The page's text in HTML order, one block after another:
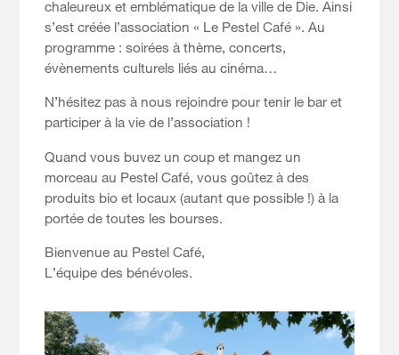
chaleureux et emblématique de la ville de Die. Ainsi
s’est créée l’association « Le Pestel Café ». Au
programme : soirées à thème, concerts,
évènements culturels liés au cinéma…
N’hésitez pas à nous rejoindre pour tenir le bar et
participer à la vie de l’association !
Quand vous buvez un coup et mangez un
morceau au Pestel Café, vous goûtez à des
produits bio et locaux (autant que possible !) à la
portée de toutes les bourses.
Bienvenue au Pestel Café,
L’équipe des bénévoles.